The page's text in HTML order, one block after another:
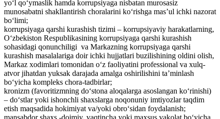
yo‘l qo‘ymaslik hamda korrupsiyaga nisbatan murosasiz
munosabatni shakllantirish choralarini ko‘rishga mas’ul ichki nazorat
bo‘limi;
korrupsiyaga qarshi kurashish tizimi – korrupsiyaviy harakatlarning,
O‘zbekiston Respublikasining korrupsiyaga qarshi kurashish
sohasidagi qonunchiligi va Markazning korrupsiyaga qarshi
kurashish masalalariga doir ichki hujjatlari buzilishining oldini olish,
Markaz xodimlari tomonidan o‘z faoliyatini professional va xulq-
atvor jihatdan yuksak darajada amalga oshirilishini ta’minlash
bo‘yicha kompleks chora-tadbirlar;
kronizm (favoritizmning do‘stona aloqalarga asoslangan ko‘rinishi)
– do‘stlar yoki ishonchli shaxslarga noqonuniy imtiyozlar taqdim
etish maqsadida hokimiyat va/yoki obro‘sidan foydalanish;